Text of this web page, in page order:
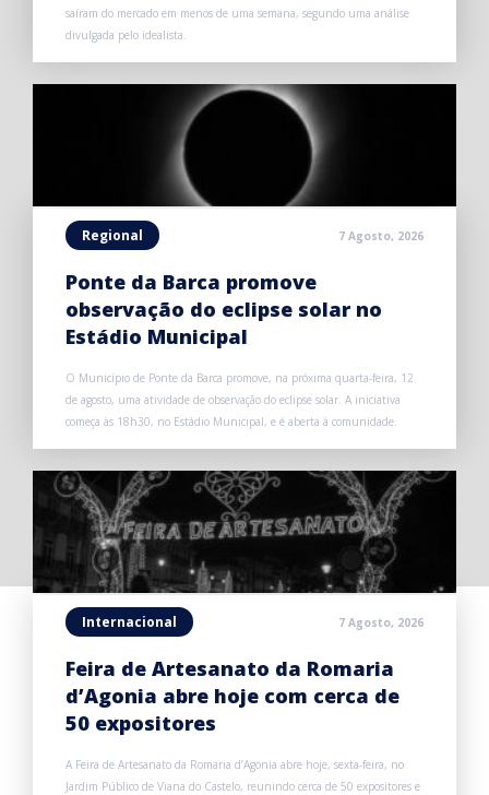
saíram do mercado em menos de uma semana, segundo uma análise
divulgada pelo idealista.
Regional 7 Agosto, 2026
Ponte da Barca promove
observação do eclipse solar no
Estádio Municipal
O Município de Ponte da Barca promove, na próxima quarta-feira, 12
de agosto, uma atividade de observação do eclipse solar. A iniciativa
começa às 18h30, no Estádio Municipal, e é aberta à comunidade.
Internacional 7 Agosto, 2026
Feira de Artesanato da Romaria
d’Agonia abre hoje com cerca de
50 expositores
A Feira de Artesanato da Romaria d’Agonia abre hoje, sexta-feira, no
Jardim Público de Viana do Castelo, reunindo cerca de 50 expositores e